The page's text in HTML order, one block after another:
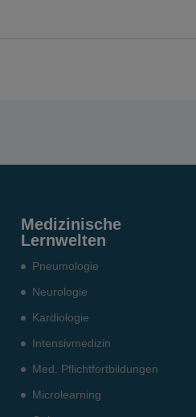
Medizinische
Lernwelten
Pneumo­logie
Neurologie
Kardiologie
Intensiv­medizin
Med. Pflichtfort­bildun­gen
Microlearning